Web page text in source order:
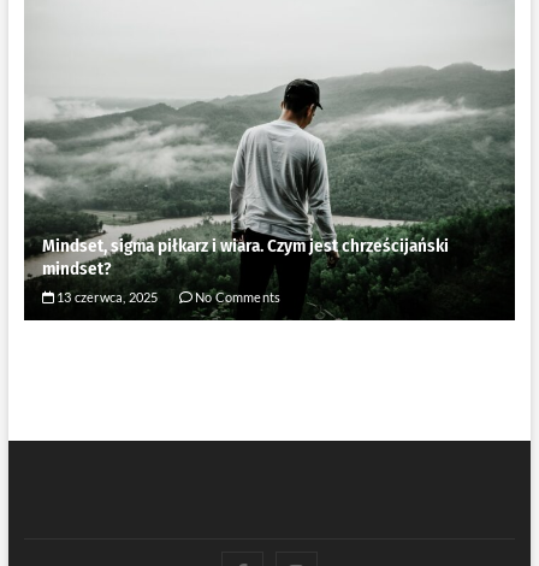
Mindset, sigma piłkarz i wiara. Czym jest chrześcijański
mindset?
13 czerwca, 2025 No Comments